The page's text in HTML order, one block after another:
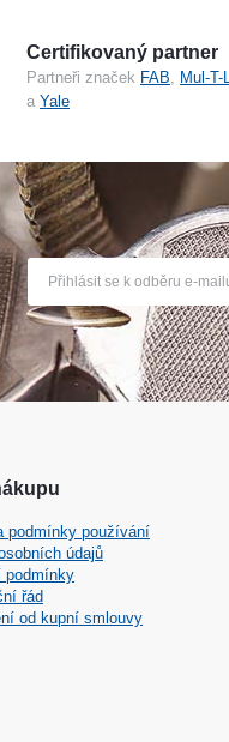
Certifikovaný partner
Partneři značek FAB
Mul-T-
a Yale
podmínky používání
údajů
podmínky
řád
od kupní smlouvy